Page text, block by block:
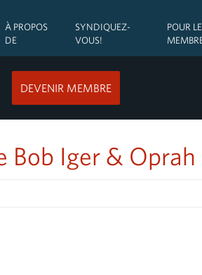
À PROPOS
DE
SYNDIQUEZ-
VOUS!
POUR
DEVENIR MEMBRE
Iger & Oprah